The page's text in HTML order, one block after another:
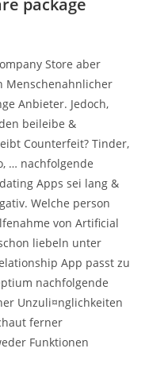
package
Store aber
Menschenahnlicher
Anbieter. Jedoch,
beileibe &
Counterfeit? Tinder,
… nachfolgende
Apps sei lang &
Welche person
von Artificial
liebeln unter
App passt zu
nachfolgende
Unzuli¤nglichkeiten
ferner
Funktionen